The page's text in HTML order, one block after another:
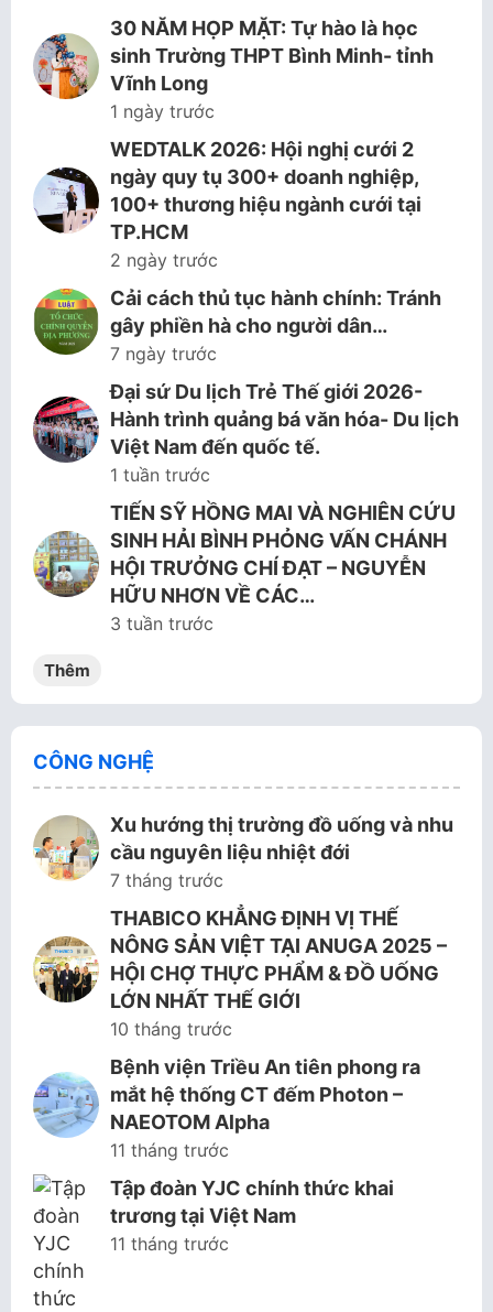
30 NĂM HỌP MẶT: Tự hào là học
sinh Trường THPT Bình Minh- tỉnh
Vĩnh Long
1 ngày trước
WEDTALK 2026: Hội nghị cưới 2
ngày quy tụ 300+ doanh nghiệp,
100+ thương hiệu ngành cưới tại
TP.HCM
2 ngày trước
Cải cách thủ tục hành chính: Tránh
gây phiền hà cho người dân…
7 ngày trước
Đại sứ Du lịch Trẻ Thế giới 2026-
Hành trình quảng bá văn hóa- Du lịch
Việt Nam đến quốc tế.
1 tuần trước
TIẾN SỸ HỒNG MAI VÀ NGHIÊN CỨU
SINH HẢI BÌNH PHỎNG VẤN CHÁNH
HỘI TRƯỞNG CHÍ ĐẠT – NGUYỄN
HỮU NHƠN VỀ CÁC…
3 tuần trước
Thêm
CÔNG NGHỆ
Xu hướng thị trường đồ uống và nhu
cầu nguyên liệu nhiệt đới
7 tháng trước
THABICO KHẲNG ĐỊNH VỊ THẾ
NÔNG SẢN VIỆT TẠI ANUGA 2025 –
HỘI CHỢ THỰC PHẨM & ĐỒ UỐNG
LỚN NHẤT THẾ GIỚI
10 tháng trước
Bệnh viện Triều An tiên phong ra
mắt hệ thống CT đếm Photon –
NAEOTOM Alpha
11 tháng trước
Tập đoàn YJC chính thức khai
trương tại Việt Nam
11 tháng trước